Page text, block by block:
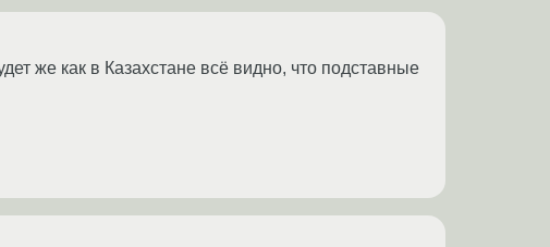
же как в Казахстане всё видно, что подставные